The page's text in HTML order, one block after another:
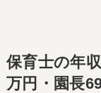
保育士の年
万円・園長